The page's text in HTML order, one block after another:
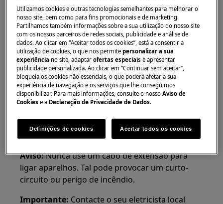
Máquina de secar com ventilação
Máquina de secar roupa por condensação
com bomba de calor
Resolução
1. Verifique a fonte de alimentação ligando
um produto diferente à mesma tomada e veja
se funciona
problema está provavelmente numa avaria dos
fios elétricos.
Aviso:Nunca use um cabo de extensão para
ligar aparelhos. Tal pode provocar um curto-
circuito ou perigo de incêndio.
Importante: Contacte o seu eletricista local
Utilizamos cookies e outras tecnologias semelhantes para melhorar o
nosso site, bem como para fins promocionais e de marketing.
Partilhamos também informações sobre a sua utilização do nosso site
com os nossos parceiros de redes sociais, publicidade e análise de
dados. Ao clicar em "Aceitar todos os cookies”, está a consentir a
utilização de cookies, o que nos permitepersonalizar a sua
experiência no site, adaptarofertas especiaise apresentar
publicidade personalizada. Ao clicar em “Continuar sem aceitar”,
bloqueia os cookies não essenciais, o que poderá afetar a sua
experiência de navegação e os serviços que lhe conseguimos
disponibilizar. Para mais informações, consulte o nossoAviso de
Cookies e a Declaração de Privacidade de Dados.
Definições de cookies Aceitar todos os cookies